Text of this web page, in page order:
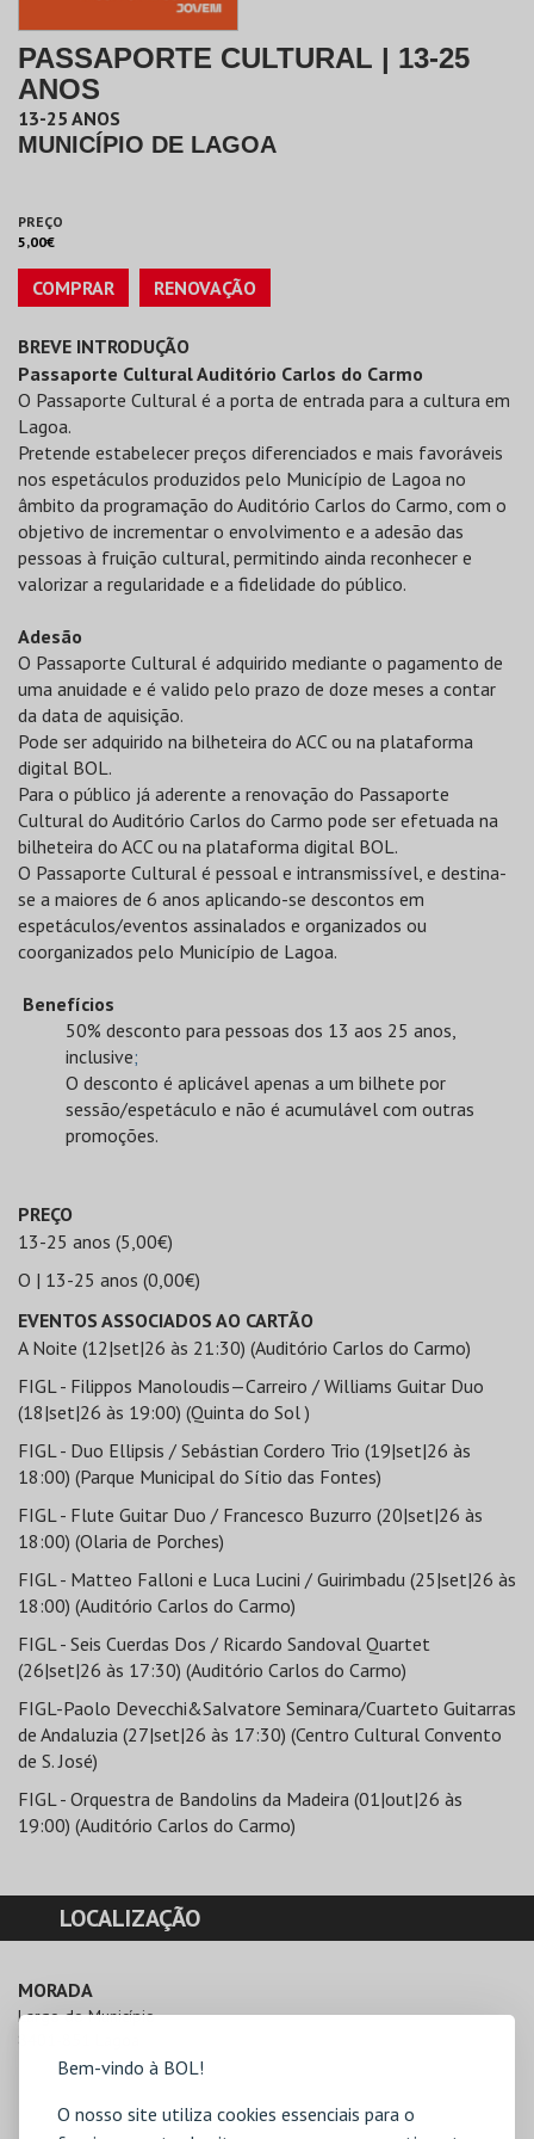
Bem-vindo à BOL!
O nosso site utiliza cookies essenciais para o
PASSAPORTE CULTURAL | 13-25
ANOS
13-25 ANOS
MUNICÍPIO DE LAGOA
PREÇO
5,00€
COMPRAR RENOVAÇÃO
BREVE INTRODUÇÃO
Passaporte Cultural Auditório Carlos do Carmo
O Passaporte Cultural é a porta de entrada para a cultura em
Lagoa.
Pretende estabelecer preços diferenciados e mais favoráveis
nos espetáculos produzidos pelo Município de Lagoa no
âmbito da programação do Auditório Carlos do Carmo, com o
objetivo de incrementar o envolvimento e a adesão das
pessoas à fruição cultural, permitindo ainda reconhecer e
valorizar a regularidade e a fidelidade do público.
Adesão
O Passaporte Cultural é adquirido mediante o pagamento de
uma anuidade e é valido pelo prazo de doze meses a contar
da data de aquisição.
Pode ser adquirido na bilheteira do ACC ou na plataforma
digital BOL.
Para o público já aderente a renovação do Passaporte
Cultural do Auditório Carlos do Carmo pode ser efetuada na
bilheteira do ACC ou na plataforma digital BOL.
O Passaporte Cultural é pessoal e intransmissível, e destina-
se a maiores de 6 anos aplicando-se descontos em
espetáculos/eventos assinalados e organizados ou
coorganizados pelo Município de Lagoa.
Benefícios
50% desconto para pessoas dos 13 aos 25 anos,
inclusive;
O desconto é aplicável apenas a um bilhete por
sessão/espetáculo e não é acumulável com outras
promoções.
PREÇO
13-25 anos (5,00€)
O | 13-25 anos (0,00€)
EVENTOS ASSOCIADOS AO CARTÃO
A Noite (12|set|26 às 21:30) (Auditório Carlos do Carmo)
FIGL - Filippos Manoloudis—Carreiro / Williams Guitar Duo
(18|set|26 às 19:00) (Quinta do Sol )
FIGL - Duo Ellipsis / Sebástian Cordero Trio (19|set|26 às
18:00) (Parque Municipal do Sítio das Fontes)
FIGL - Flute Guitar Duo / Francesco Buzurro (20|set|26 às
18:00) (Olaria de Porches)
FIGL - Matteo Falloni e Luca Lucini / Guirimbadu (25|set|26 às
18:00) (Auditório Carlos do Carmo)
FIGL - Seis Cuerdas Dos / Ricardo Sandoval Quartet
(26|set|26 às 17:30) (Auditório Carlos do Carmo)
FIGL-Paolo Devecchi&Salvatore Seminara/Cuarteto Guitarras
de Andaluzia (27|set|26 às 17:30) (Centro Cultural Convento
de S. José)
FIGL - Orquestra de Bandolins da Madeira (01|out|26 às
19:00) (Auditório Carlos do Carmo)
LOCALIZAÇÃO
MORADA
Largo do Município